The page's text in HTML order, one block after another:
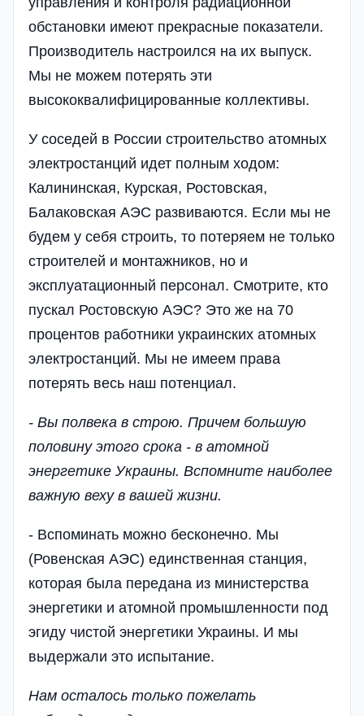
обстановки имеют прекрасные показатели.
Производитель настроился на их выпуск.
Мы не можем потерять эти
высококвалифицированные коллективы.
У соседей в России строительство атомных
электростанций идет полным ходом:
Калининская, Курская, Ростовская,
Балаковская АЭС развиваются. Если мы не
будем у себя строить, то потеряем не только
строителей и монтажников, но и
эксплуатационный персонал. Смотрите, кто
пускал Ростовскую АЭС? Это же на 70
процентов работники украинских атомных
электростанций. Мы не имеем права
потерять весь наш потенциал.
- Вы полвека в строю. Причем большую
половину этого срока - в атомной
энергетике Украины. Вспомните наиболее
важную веху в вашей жизни.
- Вспоминать можно бесконечно. Мы
(Ровенская АЭС) единственная станция,
которая была передана из министерства
энергетики и атомной промышленности под
эгиду чистой энергетики Украины. И мы
выдержали это испытание.
Нам осталось только пожелать